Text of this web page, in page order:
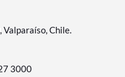
Valparaíso, Chile.
3000